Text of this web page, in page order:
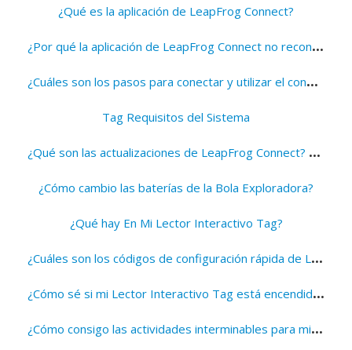
¿Qué es la aplicación de LeapFrog Connect?
¿
Por qué la aplicación de LeapFrog Connect no reconoce mi Lector Interactivo Tag aunque está conectado a mi PC?
¿
Cuáles son los pasos para conectar y utilizar el conector del Mind Station™?
Tag Requisitos del Sistema
¿
Qué son las actualizaciones de LeapFrog Connect? ¿Debería aceptarlas?
¿Cómo cambio las baterías de la Bola Exploradora?
¿Qué hay En Mi Lector Interactivo Tag?
¿
Cuáles son los códigos de configuración rápida de Little Leaps™?
¿
Cómo sé si mi Lector Interactivo Tag está encendido?
¿
Cómo consigo las actividades interminables para mi sistema de aprendizaje de LeapPad®?